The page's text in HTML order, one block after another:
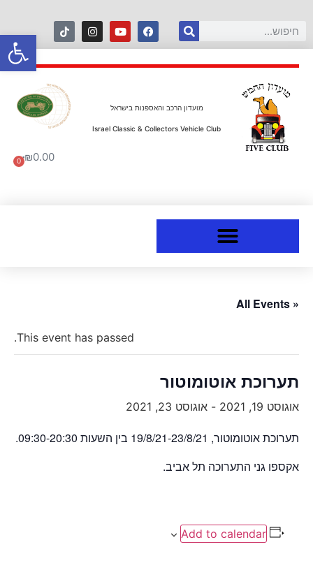
מועדון הרכב והאספנות בישראל
Israel Classic & Collectors Vehicle Club
₪0.00
0
« All Events
This event has passed.
תערוכת אוטומוטור
אוגוסט 19, 2021 - אוגוסט 23, 2021
תערוכת אוטומוטור, 19/8/21-23/8/21 בין השעות 09:30-20:30.
אקספו גני התערוכה תל אביב.
Add to calendar
פתח